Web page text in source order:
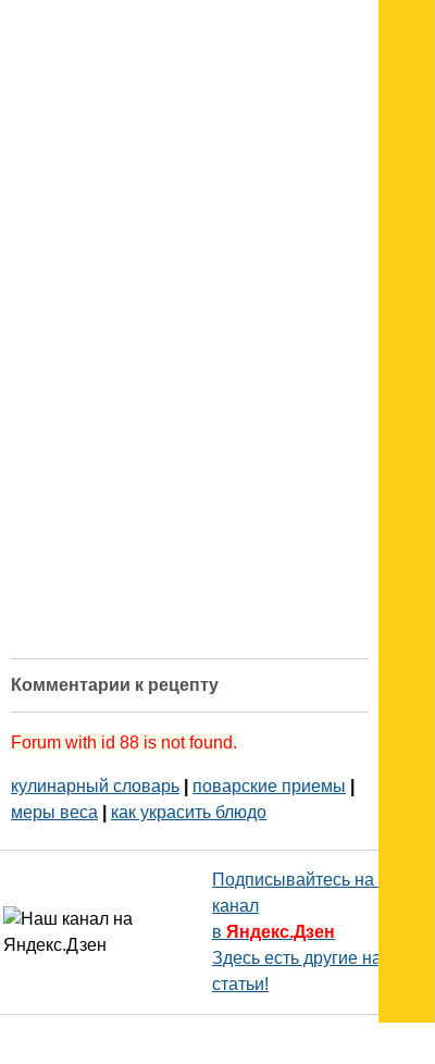
Комментарии к рецепту
Forum with id 88 is not found.
кулинарный словарь поварские приемы
меры веса
как украсить блюдо
Подписывайтесь на наш
канал
в Яндекс.Дзен
Здесь есть другие наши
статьи!